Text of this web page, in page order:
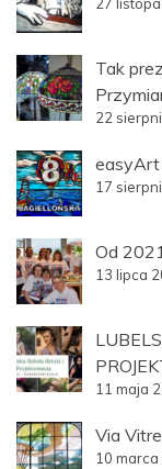
27
Tak
22
easyArt
17
Od
13 lipca
11 maja
Via
10 marca